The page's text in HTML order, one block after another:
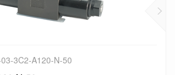
3C2-A120-N-50